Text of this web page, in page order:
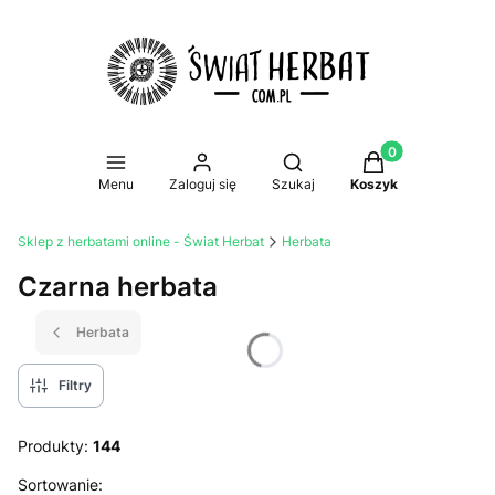
Menu Zaloguj się
Otwórz wyszukiwarkę
Szukaj
Produkty w
Koszyk
Sklep z herbatami online - Świat Herbat Herbata
Czarna herbata
Herbata
Filtry
Produkty: 144
Lista produktów
Sortowanie: